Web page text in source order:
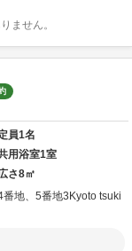
ません。
員1名
用浴室1室
さ8㎡
番地、5番地3 Kyoto tsuki